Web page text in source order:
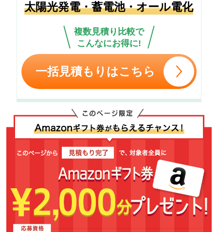
太陽光発電・蓄電池・オール電化
複数見積り比較で
こんなにお得に!
一括見積もりはこちら